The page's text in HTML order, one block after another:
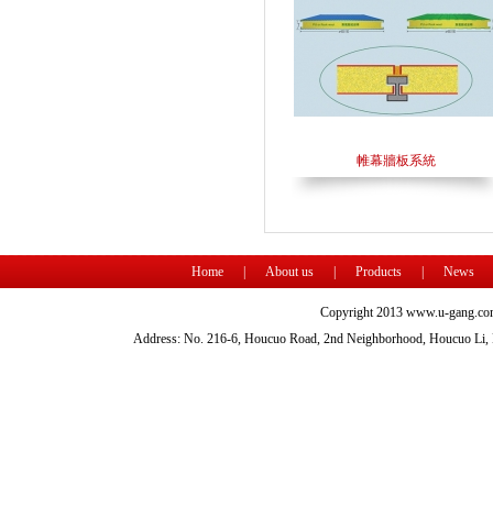
帷幕牆板系統
Home About us Products News
Copyright 2013 www.u-
Address: No. 216-6, Houcuo Road, 2nd Neighborhood, Houcuo